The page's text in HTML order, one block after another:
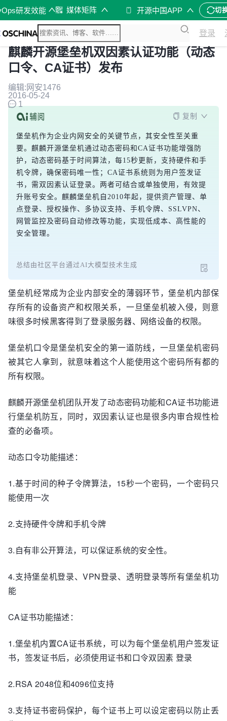
研发效能 媒体矩阵 开源中国APP 切
登录
麒麟开源堡垒机双因素认证功能（动态
口令、CA证书）发布
编辑:网安1476
2016-05-24
1
复制
堡垒机作为企业内网安全的关键节点，其安全性至关重
要。麒麟开源堡垒机通过动态密码和CA证书功能增强防
护，动态密码基于时间算法，每15秒更新，支持硬件和手
机令牌，确保密码唯一性；CA证书系统则为用户签发证
书，需双因素认证登录。两者可结合或单独使用，有效提
升账号安全。麒麟堡垒机自2010年起，提供资产管理、单
点登录、授权操作、多协议支持、手机令牌、SSLVPN、
网管监控及密码自动修改等功能，实现低成本、高性能的
安全管理。
总结由社区平台通过AI大模型技术生成
堡垒机经常成为企业内部安全的薄弱环节，堡垒机内部保
存所有的设备资产和权限关系，一旦堡垒机被入侵，则意
味很多时候黑客得到了登录服务器、网络设备的权限。
堡垒机口令是堡垒机安全的第一道防线，一旦堡垒机密码
被其它人拿到，就意味着这个人能使用这个密码所有都的
所有权限。
麒麟开源堡垒机团队开发了动态密码功能和CA证书功能进
行堡垒机防互，同时，双因素认证也是很多内审合规性检
查的必备项。
动态口令功能描述：
1.基于时间的种子令牌算法，15秒一个密码，一个密码只
能使用一次
2.支持硬件令牌和手机令牌
3.自有非公开算法，可以保证系统的安全性。
4.支持堡垒机登录、VPN登录、透明登录等所有堡垒机功
能
CA证书功能描述：
1.堡垒机内置CA证书系统，可以为每个堡垒机用户签发证
书，签发证书后，必须使用证书和口令双因素 登录
2.RSA 2048位和4096位支持
3.支持证书密码保护，每个证书上可以设定密码以防止丢